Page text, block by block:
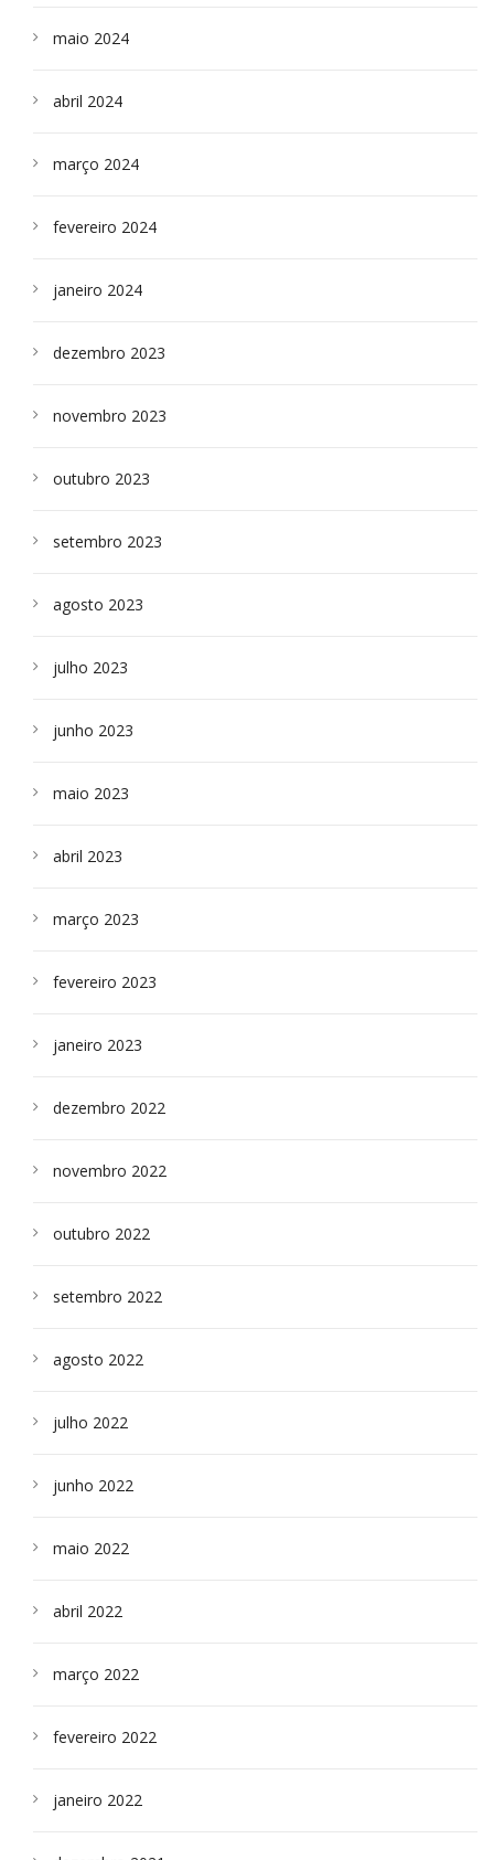
maio 2024
abril 2024
março 2024
fevereiro 2024
janeiro 2024
dezembro 2023
novembro 2023
outubro 2023
setembro 2023
agosto 2023
julho 2023
junho 2023
maio 2023
abril 2023
março 2023
fevereiro 2023
janeiro 2023
dezembro 2022
novembro 2022
outubro 2022
setembro 2022
agosto 2022
julho 2022
junho 2022
maio 2022
abril 2022
março 2022
fevereiro 2022
janeiro 2022